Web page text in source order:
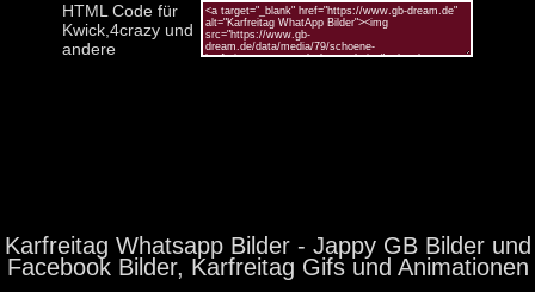
HTML Code für
Kwick,4crazy und
andere
Karfreitag Whatsapp Bilder - Jappy GB Bilder und
Facebook Bilder, Karfreitag Gifs und Animationen